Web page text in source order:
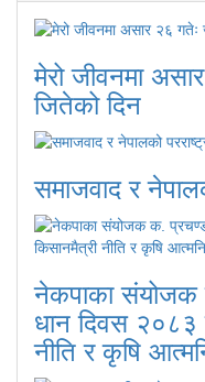
मेरो जीवनमा
जितेको दिन
समाजवाद र
नेकपाका संयोजक
धान दिवस २०८३
नीति र कृषि